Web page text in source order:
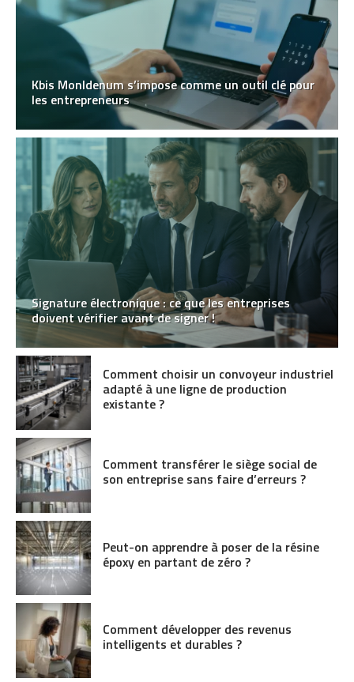
Kbis MonIdenum s’impose comme un outil clé pour
les entrepreneurs
Signature électronique : ce que les entreprises
doivent vérifier avant de signer !
Comment choisir un convoyeur industriel
adapté à une ligne de production
existante ?
Comment transférer le siège social de
son entreprise sans faire d’erreurs ?
Peut-on apprendre à poser de la résine
époxy en partant de zéro ?
Comment développer des revenus
intelligents et durables ?